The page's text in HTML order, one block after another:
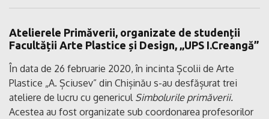
Atelierele Primăverii, organizate de studenții
Facultății Arte Plastice și Design, „UPS I.Creangă”
În data de 26 februarie 2020, în incinta Școlii de Arte
Plastice „A. Șciusev” din Chișinău s-au desfășurat trei
ateliere de lucru cu genericul Simbolurile primăverii.
Acestea au fost organizate sub coordonarea profesorilor